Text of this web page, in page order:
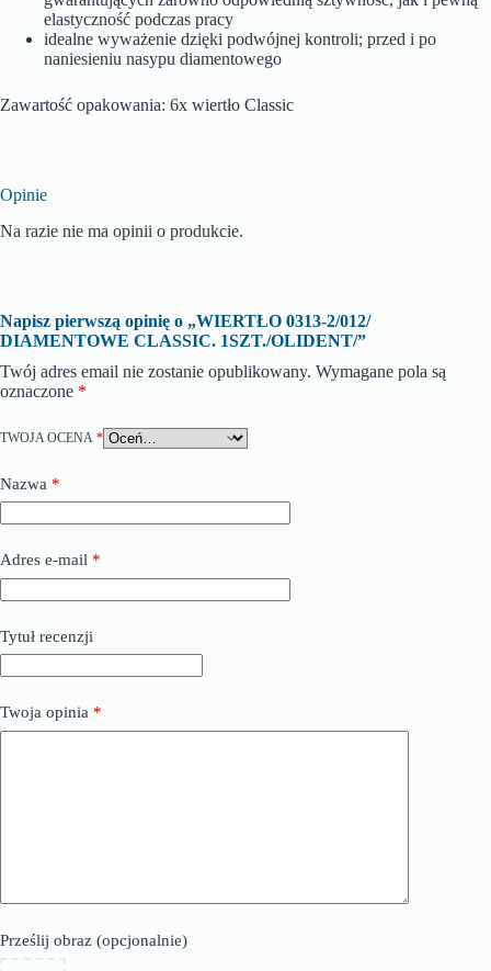
elastyczność podczas pracy
idealne wyważenie dzięki podwójnej kontroli; przed i po
naniesieniu nasypu diamentowego
Zawartość opakowania: 6x wiertło Classic
Opinie
Na razie nie ma opinii o produkcie.
Napisz pierwszą opinię o „WIERTŁO 0313-2/012/
DIAMENTOWE CLASSIC. 1SZT./OLIDENT/”
Twój adres email nie zostanie opublikowany. Wymagane pola są
oznaczone *
TWOJA OCENA *
Nazwa *
Adres e-mail *
Tytuł recenzji
Twoja opinia *
Prześlij obraz (opcjonalnie)